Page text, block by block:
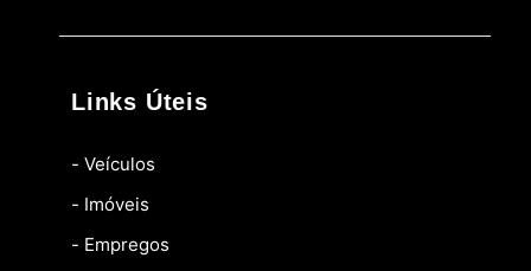
Links Úteis
- Veículos
- Imóveis
- Empregos